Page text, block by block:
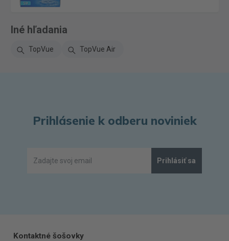
Iné hľadania
TopVue TopVue Air
Prihlásenie k odberu noviniek
Prihlásiť sa
Kontaktné šošovky